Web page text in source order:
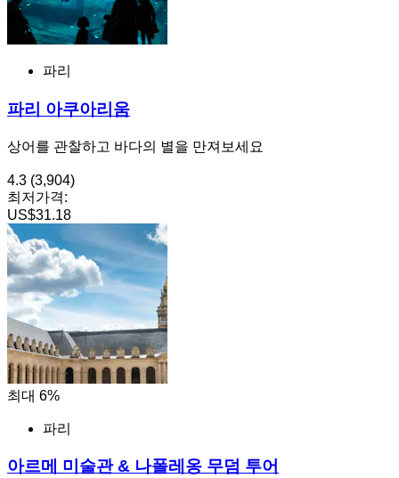
파리
파리 아쿠아리움
상어를 관찰하고 바다의 별을 만져보세요
4.3 (3,904)
최저가격:
US$31.18
최대 6%
파리
아르메 미술관 & 나폴레옹 무덤 투어